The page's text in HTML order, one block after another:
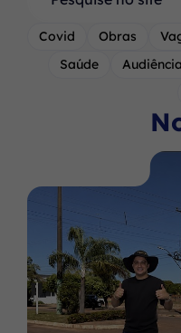
Covid Obras
Saúde
Audiência